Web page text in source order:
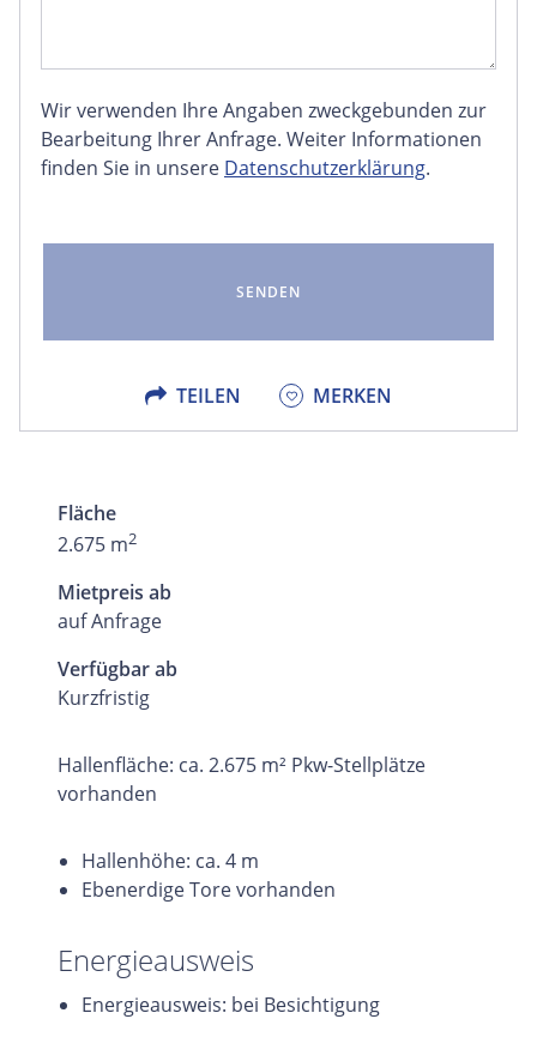
Wir verwenden Ihre Angaben zweckgebunden zur
Bearbeitung Ihrer Anfrage. Weiter Informationen
finden Sie in unsere Datenschutzerklärung.
TEILEN
FACEBOOK
X
MERKEN
Fläche
2.675 m2
Mietpreis ab
auf Anfrage
Verfügbar ab
Kurzfristig
Hallenfläche: ca. 2.675 m² Pkw-Stellplätze
vorhanden
Hallenhöhe: ca. 4 m
Ebenerdige Tore vorhanden
Energieausweis
Energieausweis: bei Besichtigung